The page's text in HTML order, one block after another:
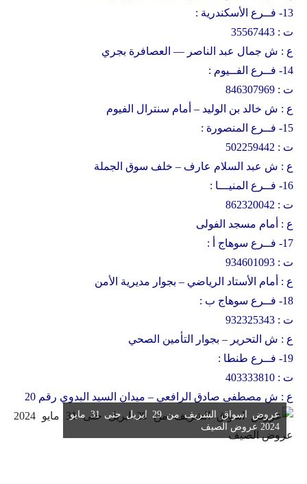
13- فــرع الأسكندرية :
ت : 35567443
ع : ش جمال عبد الناصر — العصافرة بجري
14- فــرع الفــيوم :
ت : 846307969
ع : ش خالد بن الوليد – أمام سنترال الفيوم
15- فــرع المنصورة :
ت : 502259442
ع : ش عبد السلام عارف – خلف سوق الجملة
16- فــرع المنيـــا :
ت : 862320042
ع : أمام مسجد الفولى
17- فــرع سوهاج أ :
ت : 934601093
ع : أمام الأستاد الرياضي – بجوار مديرية الأمن
18- فــرع سوهاج ب :
ت : 932325343
ع : ش التحرير – بجوار التأمين الصحي
19- فــرع طنطا :
ت : 403333810
ع : ش مصطفى صادق الرافعي – ميدان السيد البدوي رقم 20
عروض اسواق الشريف من 29 ابريل حتى 31 مايو
2024 عروض الصيف